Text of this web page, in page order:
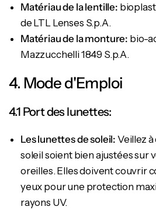
Matériau de la lentille:
de LTL Lenses S.p.A.
Matériau de la monture: bio-
Mazzucchelli 1849 S.p.A.
4. Mode d'Emploi
4.1 Port des lunettes:
Les lunettes de soleil: Veillez
soleil soient bien ajustées sur
oreilles. Elles doivent couvrir
yeux pour une protection
rayons UV.